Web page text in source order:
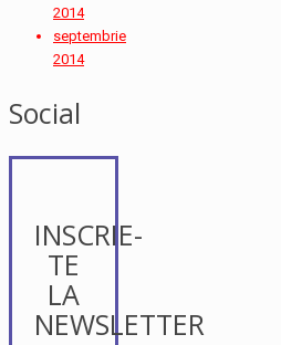
2014
septembrie
2014
Social
INSCRIE-
TE
LA
NEWSLETTER